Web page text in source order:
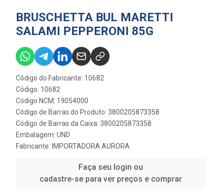
BRUSCHETTA BUL MARETTI
SALAMI PEPPERONI 85G
Código do Fabricante: 10682
Código: 10682
Código NCM: 19054000
Código de Barras do Produto: 3800205873358
Código de Barras da Caixa: 3800205873358
Embalagem: UND
Fabricante: IMPORTADORA AURORA
Faça seu login ou
cadastre-se para ver preços e comprar